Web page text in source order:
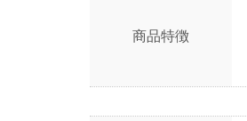
商品特徴